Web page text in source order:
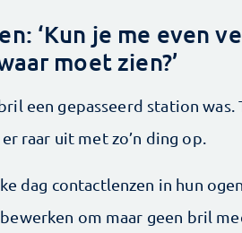
‘Kun je me even
moet zien?’
een gepasseerd ­sta­tion was.
raar uit met zo’n ding op.
dag contactlenzen in hun
om maar geen bril